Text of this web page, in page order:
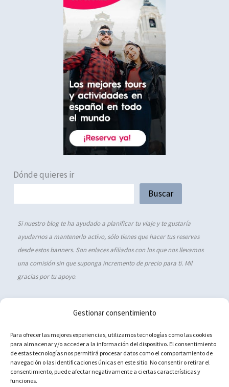
Gestionar consentimiento
Para ofrecer las mejores experiencias, utilizamos tecnologías como las cookies
para almacenar y/o acceder a la información del dispositivo. El consentimiento
de estas tecnologías nos permitirá procesar datos como el comportamiento de
navegación o las identificaciones únicas en este sitio. No consentir o retirar el
consentimiento, puede afectar negativamente a ciertas características y
funciones.
Dónde quieres ir
Buscar
Si nuestro blog te ha ayudado a planificar tu viaje y te gustaría
ayudarnos a mantenerlo activo, sólo tienes que hacer tus reservas
desde estos banners. Son enlaces afiliados con los que nos llevamos
una comisión sin que suponga incremento de precio para ti. Mil
gracias por tu apoyo.
Política de cookies (UE)
Aviso Legal
Política de privacidad